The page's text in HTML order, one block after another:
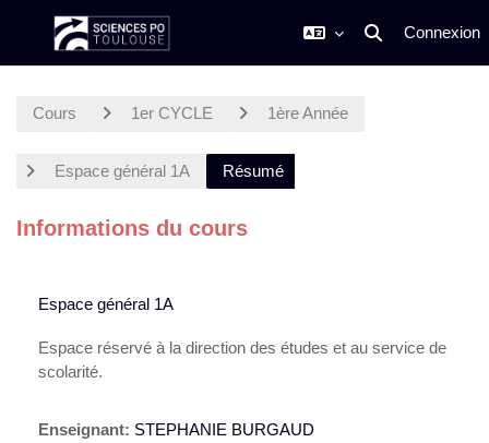
Panneau latéral Activer/
Connexion
Cours 1er CYCLE 1ère Année
Espace général 1A Résumé
Informations du cours
Espace général 1A
Espace réservé à la direction des études et au service de
scolarité.
Enseignant: STEPHANIE BURGAUD